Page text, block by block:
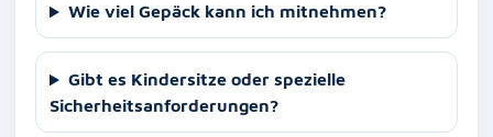
Wie viel Gepäck kann ich mitnehmen?
Gibt es Kindersitze oder spezielle
Sicherheitsanforderungen?